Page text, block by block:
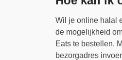
Wil je online halal
de mogelijkheid
Eats te bestellen.
bezorgadres